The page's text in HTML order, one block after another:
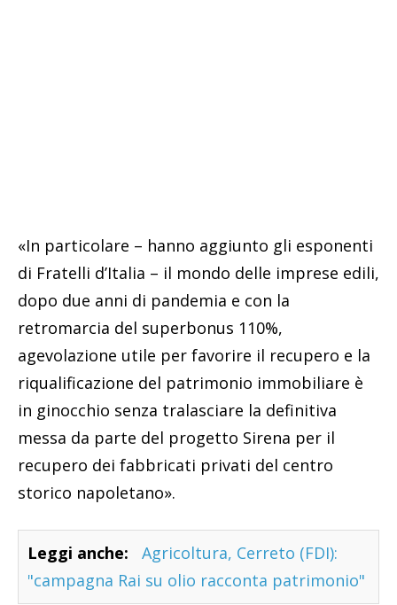
«In particolare – hanno aggiunto gli esponenti
di Fratelli d’Italia – il mondo delle imprese edili,
dopo due anni di pandemia e con la
retromarcia del superbonus 110%,
agevolazione utile per favorire il recupero e la
riqualificazione del patrimonio immobiliare è
in ginocchio senza tralasciare la definitiva
messa da parte del progetto Sirena per il
recupero dei fabbricati privati del centro
storico napoletano».
Leggi anche:
Agricoltura, Cerreto (FDI):
"campagna Rai su olio racconta patrimonio"